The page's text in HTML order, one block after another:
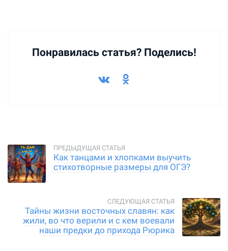
Понравилась статья? Поделись!
Как танцами и хлопками выучить
стихотворные размеры для ОГЭ?
Тайны жизни восточных славян: как
жили, во что верили и с кем воевали
наши предки до прихода Рюрика